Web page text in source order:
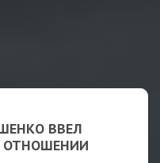
ВВЕЛ
ОТНОШЕНИИ